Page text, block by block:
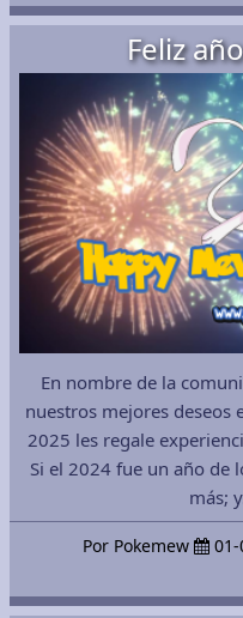
Feliz
En nombre de la
nuestros mejores deseos
2025 les regale
Si el 2024 fue un año de
más;
Por Pokemew 01-